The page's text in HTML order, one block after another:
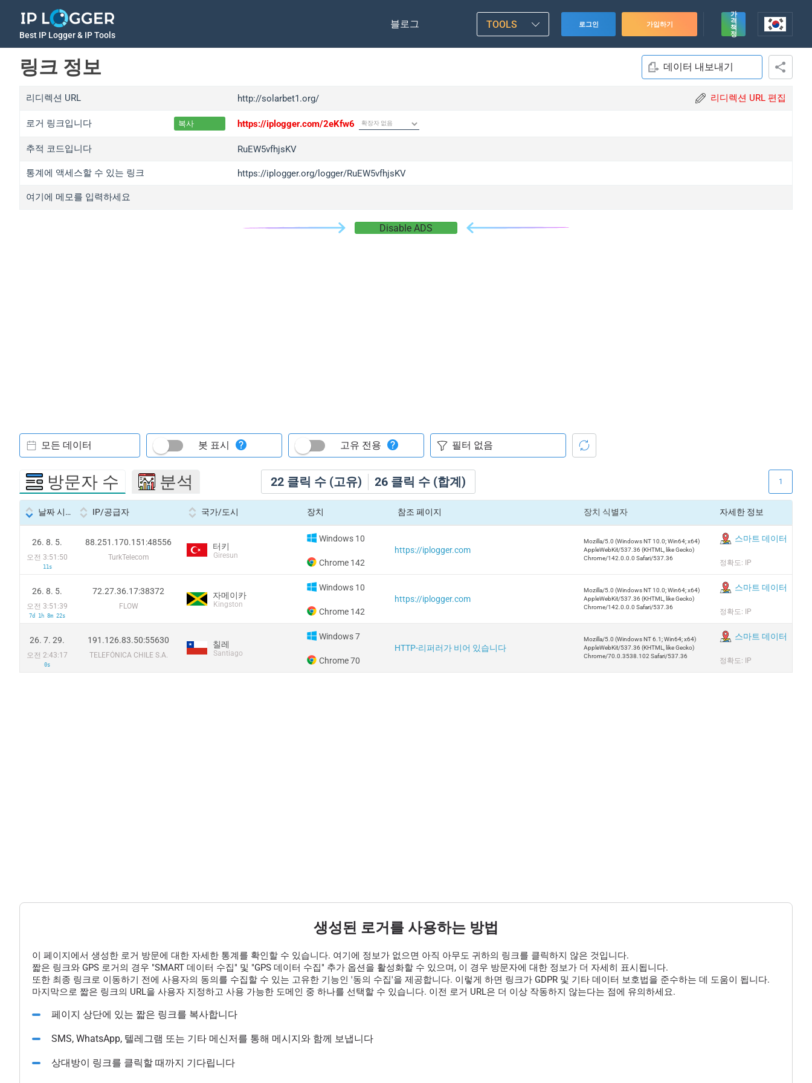
Best IP Logger & IP Tools
블로그 TOOLS 로그인 가입하기
가
격
책
정
링크 정보 데이터 내보내기
리디렉션 URL http://solarbet1.org/ 리디렉션 URL 편집
로거 링크입니다 복사 https://iplogger.com/2eKfw6
추적 코드입니다 RuEW5vfhjsKV
통계에 액세스할 수 있는 링크 https://iplogger.org/logger/RuEW5vfhjsKV
여기에 메모를 입력하세요
Disable ADS
22 클릭 수 (고유) 26 클릭 수 (합계)
모든 데이터 봇 표시 고유 전용
방문자 수 분석 1
날짜 시간 IP/공급자 국가/도시 장치 참조 페이지 장치 식별자 자세한 정보
26. 8. 5.
오전 3:51:50
11s
88.251.170.151:48556
TurkTelecom
터키
Giresun
Windows 10
Chrome 142
https://iplogger.com
Mozilla/5.0 (Windows NT 10.0; Win64; x64)
AppleWebKit/537.36 (KHTML, like Gecko)
Chrome/142.0.0.0 Safari/537.36
스마트 데이터
정확도: IP
26. 8. 5.
오전 3:51:39
7d 1h 8m 22s
72.27.36.17:38372
FLOW
자메이카
Kingston
Windows 10
Chrome 142
https://iplogger.com
Mozilla/5.0 (Windows NT 10.0; Win64; x64)
AppleWebKit/537.36 (KHTML, like Gecko)
Chrome/142.0.0.0 Safari/537.36
스마트 데이터
정확도: IP
26. 7. 29.
오전 2:43:17
0s
191.126.83.50:55630
TELEFÓNICA CHILE S.A.
칠레
Santiago
Windows 7
Chrome 70
HTTP-리퍼러가 비어 있습니다
Mozilla/5.0 (Windows NT 6.1; Win64; x64)
AppleWebKit/537.36 (KHTML, like Gecko)
Chrome/70.0.3538.102 Safari/537.36
스마트 데이터
정확도: IP
생성된 로거를 사용하는 방법
이 페이지에서 생성한 로거 방문에 대한 자세한 통계를 확인할 수 있습니다. 여기에 정보가 없으면 아직 아무도 귀하의 링크를 클릭하지 않은 것입니다.
짧은 링크와 GPS 로거의 경우 "SMART 데이터 수집" 및 "GPS 데이터 수집" 추가 옵션을 활성화할 수 있으며, 이 경우 방문자에 대한 정보가 더 자세히 표시됩니다.
또한 최종 링크로 이동하기 전에 사용자의 동의를 수집할 수 있는 고유한 기능인 '동의 수집'을 제공합니다. 이렇게 하면 링크가 GDPR 및 기타 데이터 보호법을 준수하는 데 도움이 됩니다.
마지막으로 짧은 링크의 URL을 사용자 지정하고 사용 가능한 도메인 중 하나를 선택할 수 있습니다. 이전 로거 URL은 더 이상 작동하지 않는다는 점에 유의하세요.
페이지 상단에 있는 짧은 링크를 복사합니다
SMS, WhatsApp, 텔레그램 또는 기타 메신저를 통해 메시지와 함께 보냅니다
상대방이 링크를 클릭할 때까지 기다립니다